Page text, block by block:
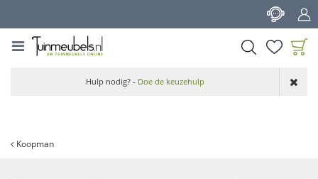
Koopman
aan wensenlijst
Hulp nodig? - Doe de keuzehulp